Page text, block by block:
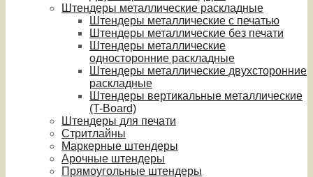
Штендеры металлические раскладные
Штендеры металлические с печатью
Штендеры металлические без печати
Штендеры металлические
односторонние раскладные
Штендеры металлические двухсторонние
раскладные
Штендеры вертикальные металлические
(T-Board)
Штендеры для печати
Стритлайны
Маркерные штендеры
Арочные штендеры
Прямоугольные штендеры